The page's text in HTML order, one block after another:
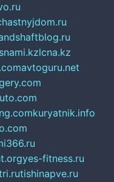
lcna.kz
avtoguru.net
kuryatnik.info
yes-fitness.ru
tishinapve.ru